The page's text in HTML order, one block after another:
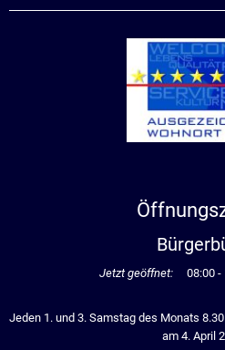
Klicken, um weitere
Jetzt geöffnet: 08:00-
Jeden 1. und 3. Samstag des Monats
am 4. April